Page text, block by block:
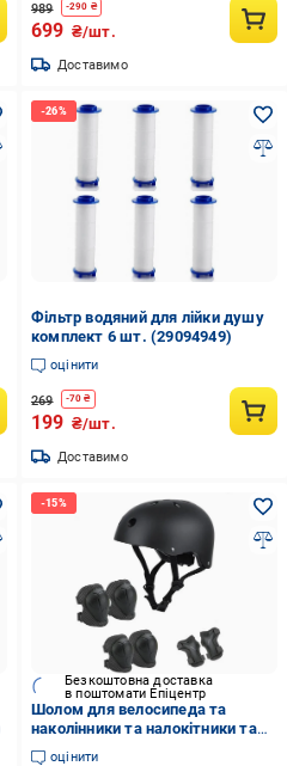
989 -290 ₴
699 ₴/шт.
Доставимо
Фільтр водяний для лійки душу
комплект 6 шт. (29094949)
оцінити
269 -70 ₴
199 ₴/шт.
Доставимо
Безкоштовна доставка
в поштомати Епіцентр
Шолом для велосипеда та
наколінники та налокітники та
наладонники Чорний (29198656)
оцінити